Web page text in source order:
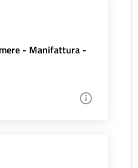
- Manifattura -